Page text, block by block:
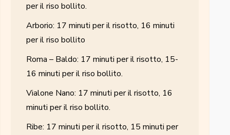
per il riso bollito.
Arborio: 17 minuti per il risotto, 16 minuti
per il riso bollito
Roma – Baldo: 17 minuti per il risotto, 15-
16 minuti per il riso bollito.
Vialone Nano: 17 minuti per il risotto, 16
minuti per il riso bollito.
Ribe: 17 minuti per il risotto, 15 minuti per